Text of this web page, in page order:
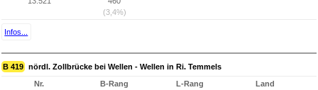
(3,4%)
Infos...
B 419 nördl. Zollbrücke bei Wellen - Wellen in Ri. Temmels
Nr.
B-Rang
L-Rang
Land